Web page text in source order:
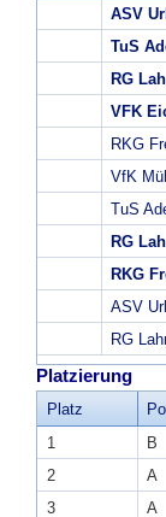
ASV
TuS
RG
VFK
RKG
VfK
TuS
RG
RKG
ASV
RG
Platzierung
Platz
1
B
2
A
3
A